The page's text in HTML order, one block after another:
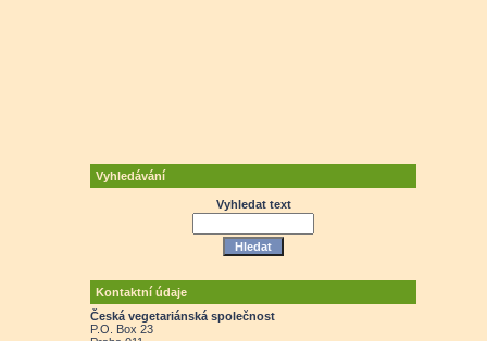
Vyhledávání
Vyhledat text
Kontaktní údaje
Česká vegetariánská společnost
P.O. Box 23